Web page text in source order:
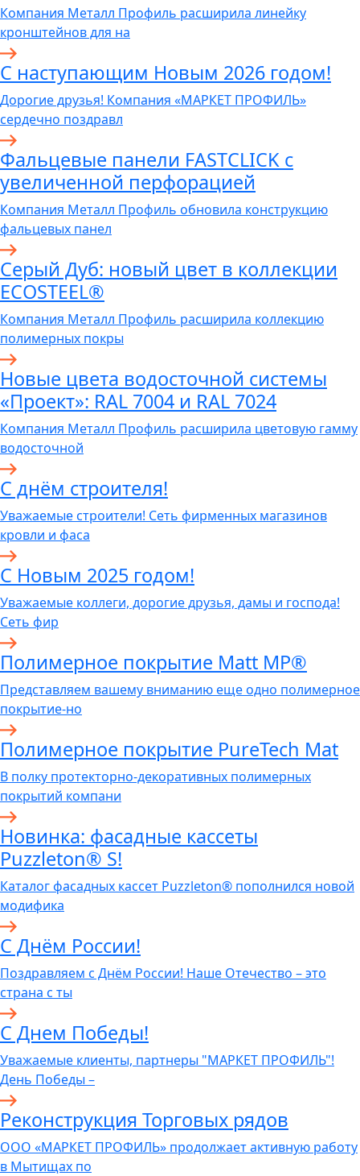
Компания Металл Профиль расширила линейку
кронштейнов для на
С наступающим Новым 2026 годом!
Дорогие друзья! Компания «МАРКЕТ ПРОФИЛЬ»
сердечно поздравл
Фальцевые панели FASTCLICK с
увеличенной перфорацией
Компания Металл Профиль обновила конструкцию
фальцевых панел
Серый Дуб: новый цвет в коллекции
ECOSTEEL®
Компания Металл Профиль расширила коллекцию
полимерных покры
Новые цвета водосточной системы
«Проект»: RAL 7004 и RAL 7024
Компания Металл Профиль расширила цветовую гамму
водосточной
C днём строителя!
Уважаемые строители! Сеть фирменных магазинов
кровли и фаса
С Новым 2025 годом!
Уважаемые коллеги, дорогие друзья, дамы и господа!
Сеть фир
Полимерное покрытие Matt MP®
Представляем вашему вниманию еще одно полимерное
покрытие-но
Полимерное покрытие PureTech Mat
В полку протекторно-декоративных полимерных
покрытий компани
Новинка: фасадные кассеты
Puzzleton® S!
Каталог фасадных кассет Puzzleton® пополнился новой
модифика
С Днём России!
Поздравляем с Днём России! Наше Отечество – это
страна с ты
С Днем Победы!
Уважаемые клиенты, партнеры "МАРКЕТ ПРОФИЛЬ"!
День Победы –
Реконструкция Торговых рядов
ООО «МАРКЕТ ПРОФИЛЬ» продолжает активную работу
в Мытищах по